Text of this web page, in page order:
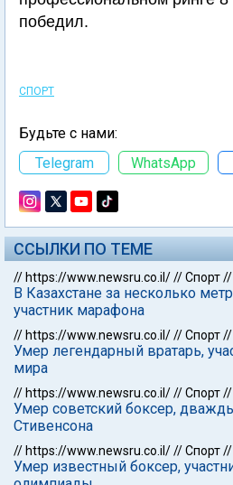
победил.
СПОРТ
Будьте с нами:
Telegram
WhatsApp
ССЫЛКИ ПО ТЕМЕ
// https://www.newsru.co.il///Спорт//
В Казахстане за несколько
участник марафона
// https://www.newsru.co.il///Спорт//
Умер легендарный вратарь,
мира
// https://www.newsru.co.il///Спорт//
Умер советский боксер,
Стивенсона
// https://www.newsru.co.il///Спорт//
Умер известный боксер,